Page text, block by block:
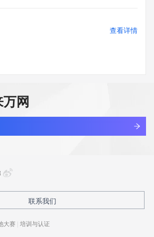
查看详情
查看详情
网
联系我们
大赛 | 培训与认证